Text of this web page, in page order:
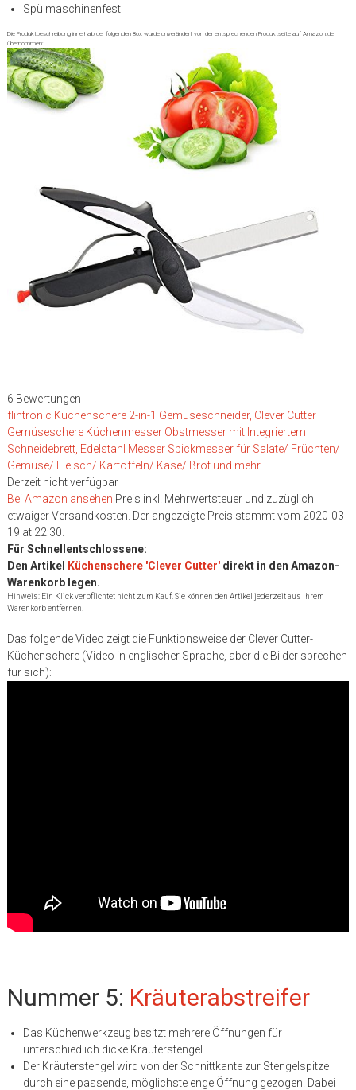
Spülmaschinenfest
Die Produktbeschreibung innerhalb der folgenden Box wurde unverändert von der entsprechenden Produktseite auf Amazon.de
übernommen:
6 Bewertungen
flintronic Küchenschere 2-in-1 Gemüseschneider, Clever Cutter
Gemüseschere Küchenmesser Obstmesser mit Integriertem
Schneidebrett, Edelstahl Messer Spickmesser für Salate/ Früchten/
Gemüse/ Fleisch/ Kartoffeln/ Käse/ Brot und mehr
Derzeit nicht verfügbar
Bei Amazon ansehen Preis inkl. Mehrwertsteuer und zuzüglich
etwaiger Versandkosten. Der angezeigte Preis stammt vom 2020-03-
19 at 22:30.
Für Schnellentschlossene:
Den Artikel Küchenschere 'Clever Cutter' direkt in den Amazon-
Warenkorb legen.
Hinweis: Ein Klick verpflichtet nicht zum Kauf. Sie können den Artikel jederzeit aus Ihrem
Warenkorb entfernen.
Das folgende Video zeigt die Funktionsweise der Clever Cutter-
Küchenschere (Video in englischer Sprache, aber die Bilder sprechen
für sich):
Nummer 5: Kräuterabstreifer
Das Küchenwerkzeug besitzt mehrere Öffnungen für
unterschiedlich dicke Kräuterstengel
Der Kräuterstengel wird von der Schnittkante zur Stengelspitze
durch eine passende, möglichste enge Öffnung gezogen. Dabei